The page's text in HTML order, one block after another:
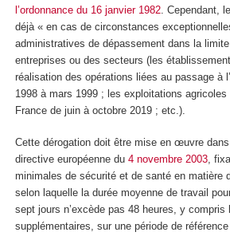
l’ordonnance du 16 janvier 1982 . Cependant,
déjà « en cas de circonstances
administratives de dépassement dans la
entreprises ou des secteurs (les
réalisation des opérations liées au passage à
1998 à mars 1999 ; les exploitations
France de juin à octobre 2019 ; etc.).
Cette dérogation doit être mise en œuvre
directive européenne du 4 novembre 2003,
minimales de sécurité et de santé en matière
selon laquelle la durée moyenne de travail
sept jours n’excède pas 48 heures, y compris
supplémentaires, sur une période de